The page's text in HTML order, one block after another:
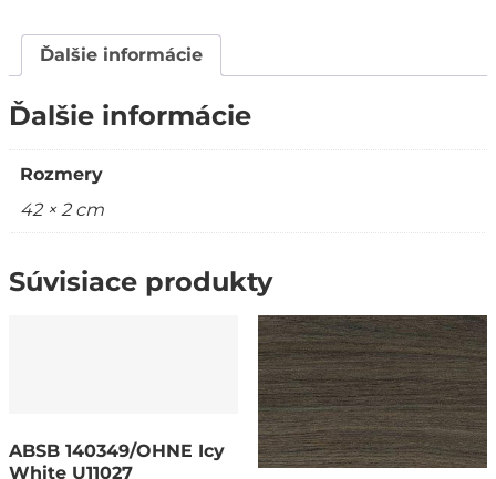
Ďalšie informácie
Ďalšie informácie
Rozmery
42 × 2 cm
Súvisiace produkty
ABSB 140349/OHNE Icy
White U11027